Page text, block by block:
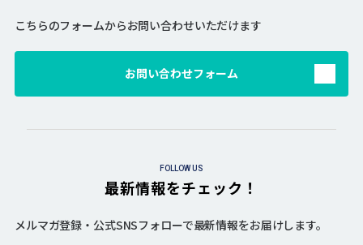
こちらのフォームからお問い合わせいただけます
お問い合わせフォーム
FOLLOW US
最新情報をチェック！
メルマガ登録・公式SNSフォローで最新情報をお届けします。